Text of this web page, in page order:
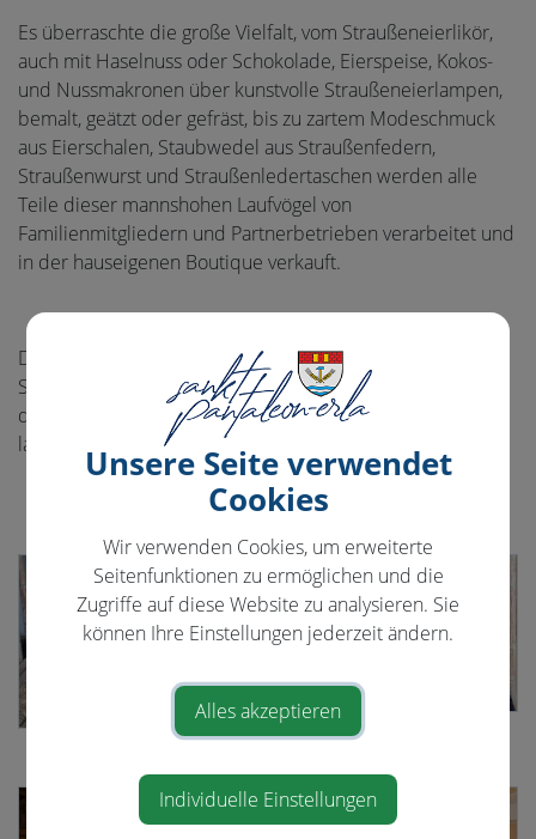
Es überraschte die große Vielfalt, vom Straußeneierlikör,
auch mit Haselnuss oder Schokolade, Eierspeise, Kokos-
und Nussmakronen über kunstvolle Straußeneierlampen,
bemalt, geätzt oder gefräst, bis zu zartem Modeschmuck
aus Eierschalen, Staubwedel aus Straußenfedern,
Straußenwurst und Straußenledertaschen werden alle
Teile dieser mannshohen Laufvögel von
Familienmitgliedern und Partnerbetrieben verarbeitet und
in der hauseigenen Boutique verkauft.
Das anschließende Mittagessen im Gasthaus Moser in
Stephanshart war durchaus schmackhaft und hier konnte
die Gruppe diese Halbtagesfahrt gemütlich ausklingen
lassen.
Unsere Seite verwendet
Cookies
Wir verwenden Cookies, um erweiterte
Seitenfunktionen zu ermöglichen und die
Zugriffe auf diese Website zu analysieren. Sie
können Ihre Einstellungen jederzeit ändern.
Alles akzeptieren
Individuelle Einstellungen